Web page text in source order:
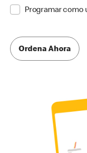
Programar como
Ordena Ahora